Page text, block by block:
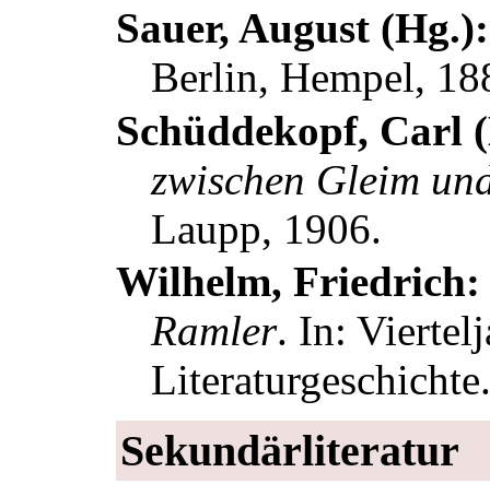
Sauer, August
Berlin, Hempel,
Schüddekopf, Carl
zwischen Gleim
Laupp, 1906.
Wilhelm, Friedrich:
Ramler. In:
Literaturgeschichte.
Sekundärliteratur